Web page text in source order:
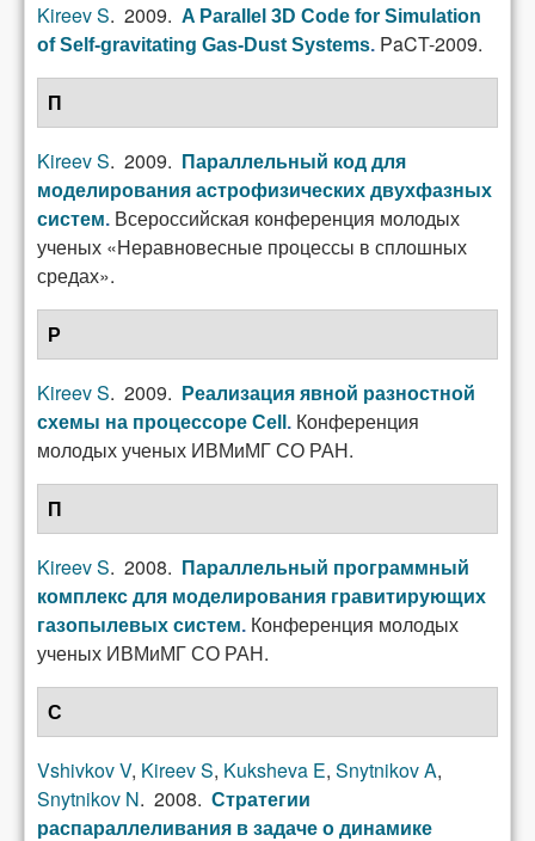
Kireev S. 2009. A Parallel 3D Code for Simulation
of Self-gravitating Gas-Dust Systems. PaCT-2009.
П
Kireev S. 2009.
Параллельный код для
моделирования астрофизических двухфазных
систем. Всероссийская конференция молодых
ученых «Неравновесные процессы в сплошных
средах».
Р
Kireev S. 2009.
Реализация явной разностной
схемы на процессоре Cell . Конференция
молодых ученых ИВМиМГ СО РАН.
П
Kireev S. 2008.
Параллельный программный
комплекс для моделирования гравитирующих
газопылевых систем. Конференция молодых
ученых ИВМиМГ СО РАН.
С
Vshivkov V, Kireev S, Kuksheva E, Snytnikov A,
Snytnikov N. 2008. Стратегии
распараллеливания в задаче о динамике